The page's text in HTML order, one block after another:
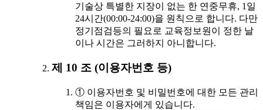
기술상 특별한 지장이 없는 한 연중무휴, 1일
24시간(00:00-24:00)을 원칙으로 합니다. 다만
정기점검등의 필요로 교육정보원이 정한 날
이나 시간은 그러하지 아니합니다.
제 10 조 (이용자번호 등)
① 이용자번호 및 비밀번호에 대한 모든 관리
책임은 이용자에게 있습니다.